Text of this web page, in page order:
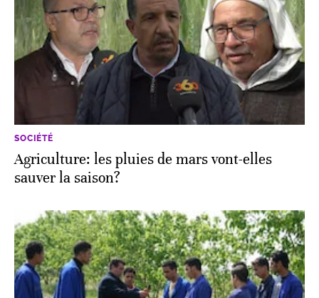
SOCIÉTÉ
Agriculture: les pluies de mars vont-elles
sauver la saison?